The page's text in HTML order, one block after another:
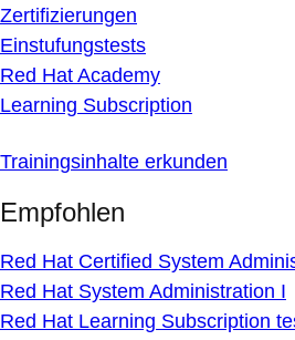
Zertifizierungen
Einstufungstests
Red Hat Academy
Learning Subscription
Trainingsinhalte erkunden
Empfohlen
Red Hat Certified System
Red Hat System Administration I
Red Hat Learning Subscription